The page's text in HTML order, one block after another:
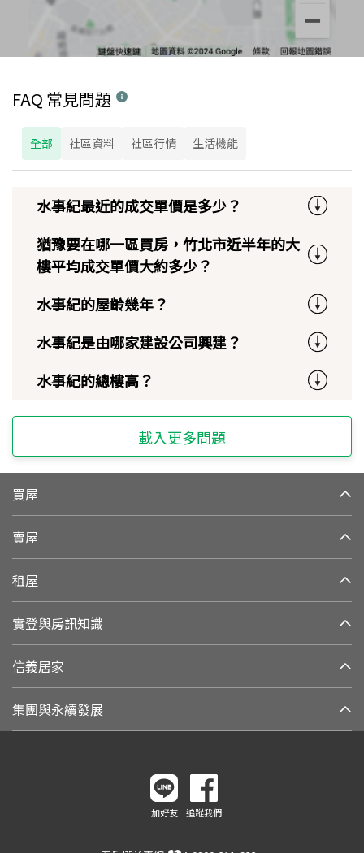
FAQ 常見問題
全部 社區資料 社區行情 生活機能
水事紀最近的成交單價是多少？
猶豫要在哪一區買房，竹北市近半年的大
樓平均成交單價大約多少？
水事紀的屋齡幾年？
水事紀是由哪家建設公司興建？
水事紀的總樓高？
載入更多問題
買屋
賣屋
租屋
實登與房訊知識
信義居家
集團與永續發展
加好友 追蹤我們